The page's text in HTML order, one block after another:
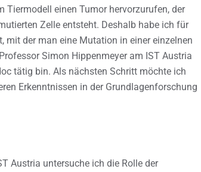
Tiermodell einen Tumor hervorzurufen, der
Zelle entsteht. Deshalb habe ich für
mit der man eine Mutation in einer einzelnen
Simon Hippenmeyer am IST Austria
tätig bin. Als nächsten Schritt möchte ich
Erkenntnissen in der Grundlagenforschung
Austria untersuche ich die Rolle der